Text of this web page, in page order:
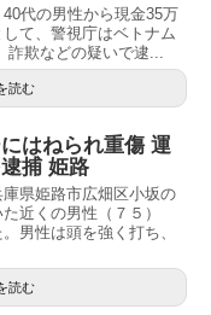
代の男性から現金35万
て、警視庁はベトナム
詐欺などの疑いで逮...
読む
はねられ重傷 運
捕 姫路
県姫路市広畑区小坂の
近くの男性（７５）
男性は頭を強く打ち、
読む